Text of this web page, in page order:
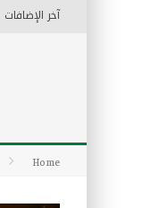
آخر الإضافات
Home